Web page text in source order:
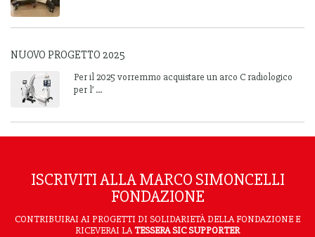
NUOVO PROGETTO 2025
Per il 2025 vorremmo acquistare un arco C radiologico
per l’ ...
ISCRIVITI ALLA MARCO SIMONCELLI
FONDAZIONE
CONTRIBUIRAI AI PROGETTI DI SOLIDARIETÀ DELLA FONDAZIONE E
RICEVERAI LATESSERA SIC SUPPORTER